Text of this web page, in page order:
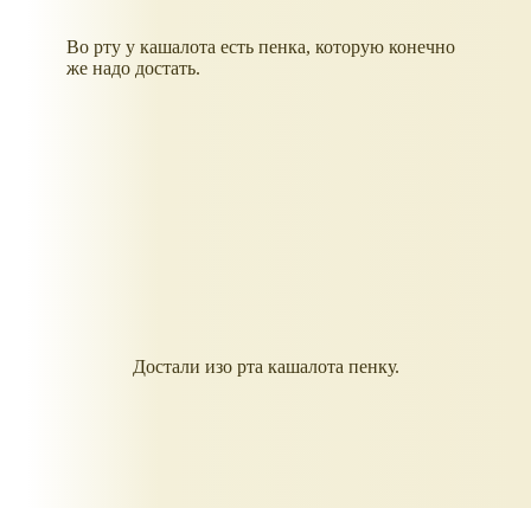
Во рту у кашалота есть пенка, которую конечно
же надо достать.
Достали изо рта кашалота пенку.